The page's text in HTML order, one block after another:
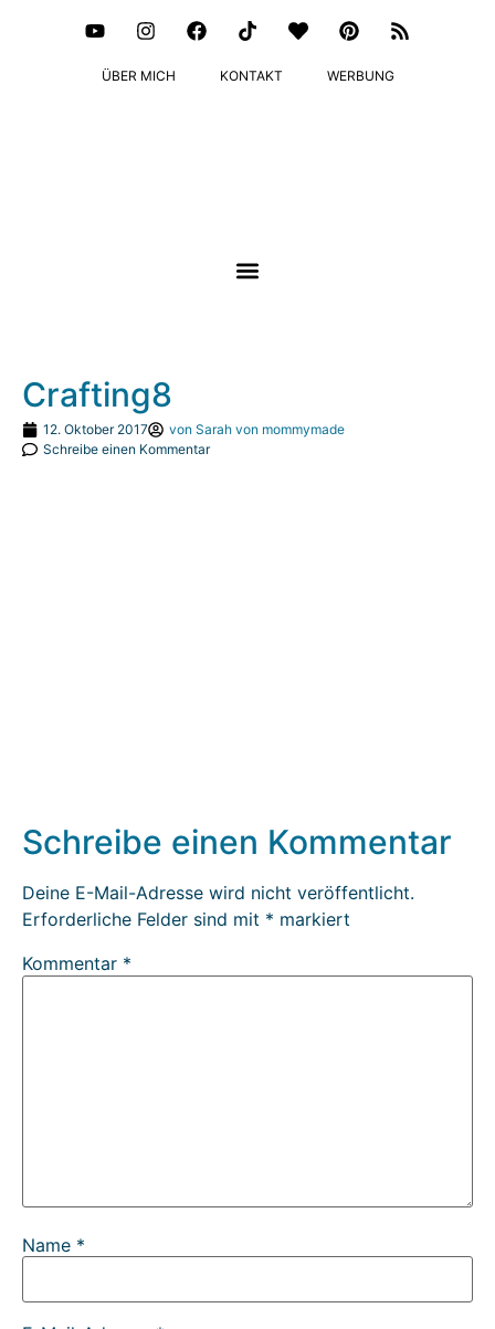
ÜBER MICH KONTAKT WERBUNG
Crafting8
12. Oktober 2017 von Sarah von mommymade
Schreibe einen Kommentar
Schreibe einen Kommentar
Deine E-Mail-Adresse wird nicht veröffentlicht.
Erforderliche Felder sind mit * markiert
Kommentar *
Name *